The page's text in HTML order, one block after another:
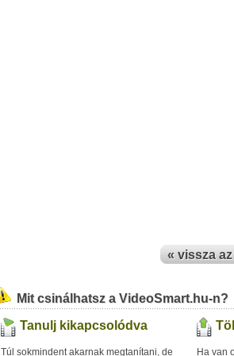
« vissza
Mit csinálhatsz a VideoSmart.hu-n?
Tanulj kikapcsolódva
Túl sokmindent akarnak megtanítani, de Ha van